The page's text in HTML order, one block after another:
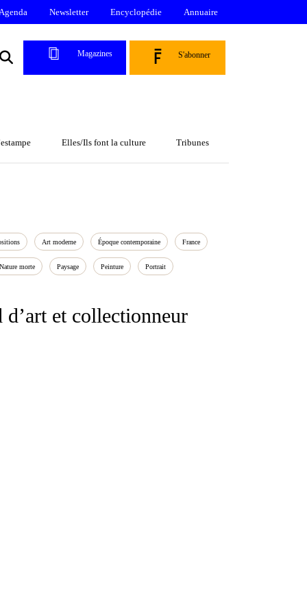
Newsletter Encyclopédie Annuaire
Magazines S'abonner
Elles/Ils font la culture Tribunes
Art moderne Époque contemporaine France
Nature morte Paysage Peinture Portrait
d’art et collectionneur